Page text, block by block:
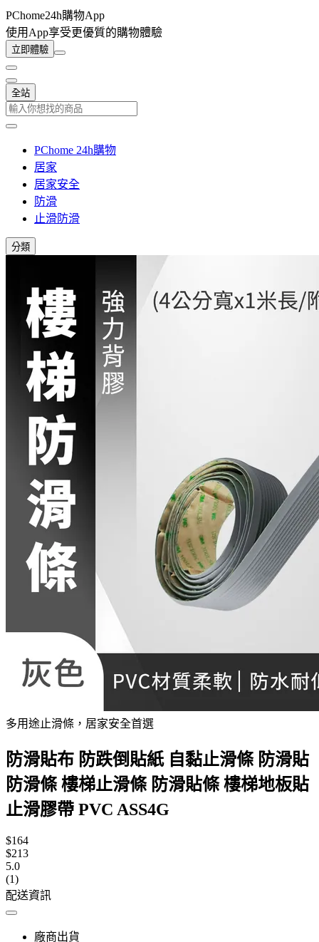
PChome24h購物App
使用App享受更優質的購物體驗
立即體驗
全站
PChome 24h購物
居家
居家安全
防滑
止滑防滑
分類
多用途止滑條，居家安全首選
防滑貼布 防跌倒貼紙 自黏止滑條 防滑貼
防滑條 樓梯止滑條 防滑貼條 樓梯地板貼
止滑膠帶 PVC ASS4G
$164
$213
5.0
(1)
配送資訊
廠商出貨